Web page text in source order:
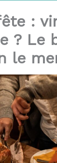
:
? Le
le